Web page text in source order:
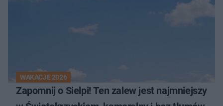
WAKACJE 2026
Zapomnij o Sielpi! Ten zalew jest najmniejszy